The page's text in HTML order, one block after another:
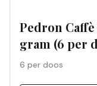
Pedron
gram (6
6 per doos